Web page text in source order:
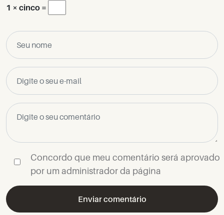
Concordo que meu comentário será aprovado
por um administrador da página
1 × cinco =